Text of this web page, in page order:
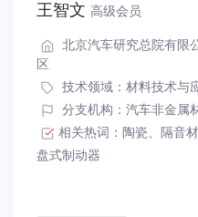
王智文 高级会员
北京汽车研究总院有限
区
技术领域： 材料技术与
分支机构：汽车非金属
相关热词： 陶瓷、 隔音
盘式制动器